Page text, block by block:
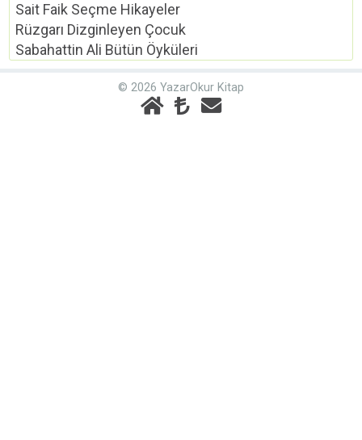
Sait Faik Seçme Hikayeler
Rüzgarı Dizginleyen Çocuk
Sabahattin Ali Bütün Öyküleri
© 2026 YazarOkur Kitap